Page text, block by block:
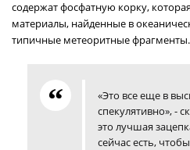
содержат фосфатную корку,
материалы, найденные в
типичные метеоритные фрагменты.
«Это все еще в
спекулятивно», -
это лучшая
сейчас есть,